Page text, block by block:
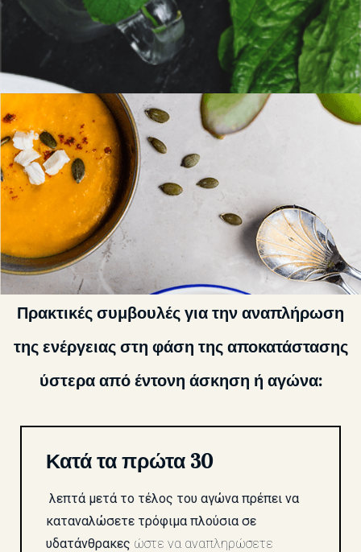
Πρακτικές συμβουλές για την αναπλήρωση
της ενέργειας στη φάση της αποκατάστασης
ύστερα από έντονη άσκηση ή αγώνα:
Κατά τα πρώτα 30
λεπτά μετά το τέλος του αγώνα πρέπει να
καταναλώσετε τρόφιμα πλούσια σε
υδατάνθρακες ώστε να αναπληρώσετε